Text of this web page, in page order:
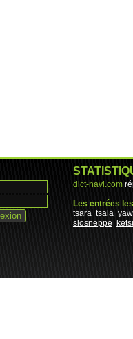
dict-navi.com
Les entrées
tsara tsala
slosneppe